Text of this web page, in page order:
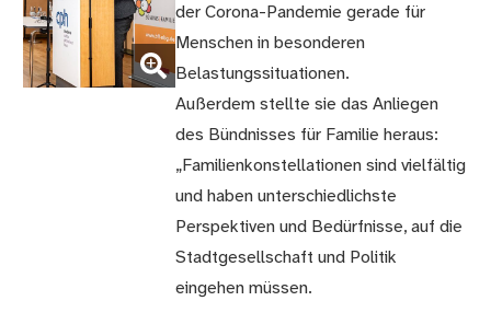
(Bild
vergrößern)
der Corona-Pandemie gerade für
Menschen in besonderen
Belastungssituationen.
Außerdem stellte sie das Anliegen
des Bündnisses für Familie heraus:
„Familienkonstellationen sind vielfältig
und haben unterschiedlichste
Perspektiven und Bedürfnisse, auf die
Stadtgesellschaft und Politik
eingehen müssen.